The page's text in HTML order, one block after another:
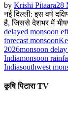
by Krishi Pitaara28
नई दिल्ली: इस वर्ष
है, जिससे देशभर में
delayed monsoon
forecast monsoon
2026monsoon
Indiamonsoon
Indiasouthwest
कृषि पिटारा TV